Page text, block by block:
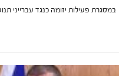
במסגרת פעילות יזומה כנגד עברייני